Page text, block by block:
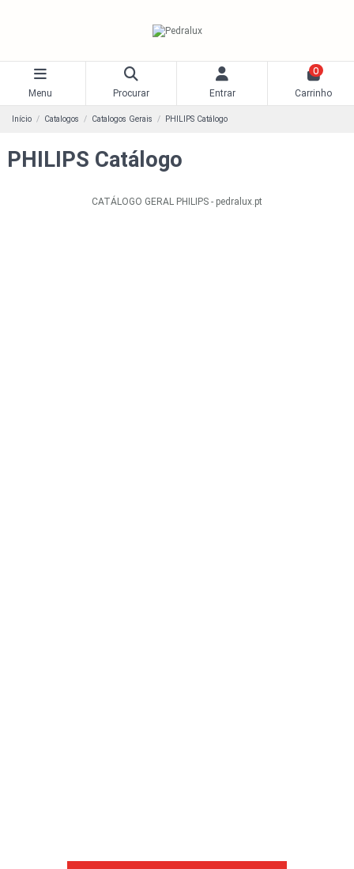
Menu Procurar Entrar
0
Carrinho
Início Catalogos Catalogos Gerais PHILIPS Catálogo
PHILIPS Catálogo
CATÁLOGO GERAL PHILIPS - pedralux.pt